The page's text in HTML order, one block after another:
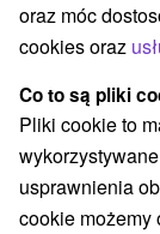
Wszystkie
Wellness pobyty
Romantyczne
Wakacje
Wybierz
oraz móc
cookies oraz
Co to są pliki
Pliki cookie to
usprawnienia
cookie możemy